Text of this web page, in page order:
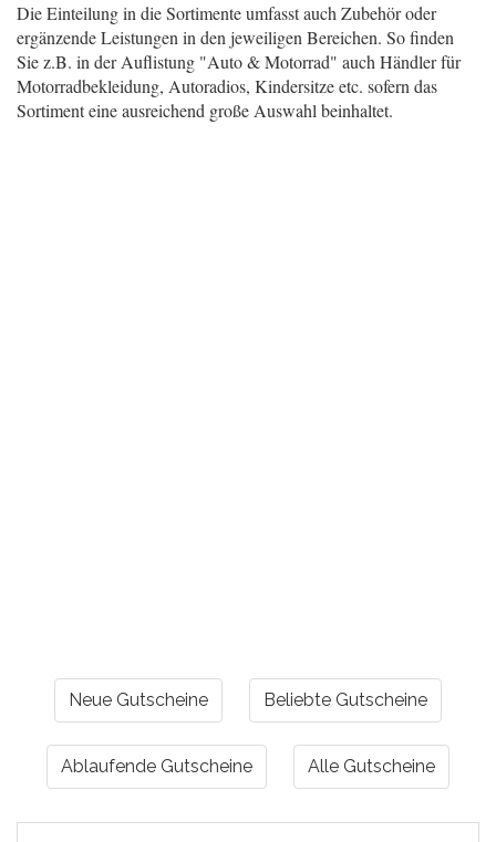
Die Einteilung in die Sortimente umfasst auch Zubehör oder
ergänzende Leistungen in den jeweiligen Bereichen. So finden
Sie z.B. in der Auflistung "Auto & Motorrad" auch Händler für
Motorradbekleidung, Autoradios, Kindersitze etc. sofern das
Sortiment eine ausreichend große Auswahl beinhaltet.
Neue Gutscheine Beliebte Gutscheine
Ablaufende Gutscheine Alle Gutscheine